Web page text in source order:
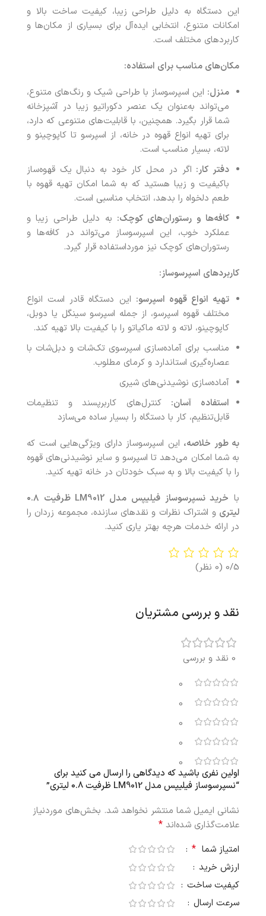
این دستگاه به دلیل طراحی زیبا، کیفیت ساخت بالا و
امکانات متنوع، انتخابی ایده‌آل برای بسیاری از مکان‌ها و
کاربردهای مختلف است.
مکان‌های مناسب برای استفاده:
منزل: این اسپرسوساز با طراحی شیک و رنگ‌های متنوع،
می‌تواند به‌عنوان یک عنصر دکوراتیو زیبا در آشپزخانه
شما قرار بگیرد. همچنین، با قابلیت‌های متنوعی که دارد،
برای تهیه انواع قهوه در خانه، از اسپرسو تا کاپوچینو و
لاته، بسیار مناسب است.
دفتر کار: اگر در محل کار خود به دنبال یک قهوه‌ساز
باکیفیت و زیبا هستید که به شما امکان تهیه قهوه با
طعم دلخواه را بدهد، انتخاب مناسبی است.
کافه‌ها و رستوران‌های کوچک: به دلیل طراحی زیبا و
عملکرد خوب، این اسپرسوساز می‌تواند در کافه‌ها و
رستوران‌های کوچک نیز مورداستفاده قرار گیرد.
کاربردهای اسپرسوساز:
تهیه انواع قهوه اسپرسو: این دستگاه قادر است انواع
مختلف قهوه اسپرسو، از جمله اسپرسو سینگل یا دوبل،
کاپوچینو، لاته و لاته ماکیاتو را با کیفیت بالا تهیه کند.
مناسب برای آماده‌سازی اسپرسوی تک‌شات و دبل‌شات با
عصاره‌گیری استاندارد و کرمای مطلوب.
آماده‌سازی نوشیدنی‌های شیری
استفاده آسان: کنترل‌های کاربرپسند و تنظیمات
قابل‌تنظیم، کار با دستگاه را بسیار ساده می‌سازد
به طور خلاصه، این اسپرسوساز دارای ویژگی‌هایی است که
به شما امکان می‌دهد تا اسپرسو و سایر نوشیدنی‌های قهوه
را با کیفیت بالا و به سبک خودتان در خانه تهیه کنید.
با خرید نسپرسوساز فیلیپس مدل
ظرفیت ۰.۸
لیتری و اشتراک نظرات و نقدهای سازنده، مجموعه زردان را
در ارائه خدمات هرچه بهتر یاری کنید.
0/5 (0 نظر)
نقد و بررسی مشتریان
0 نقد و بررسی
0
0
0
0
0
اولین نفری باشید که دیدگاهی را ارسال می کنید برای
“نسپرسوساز فیلیپس مدل LM9012 ظرفیت ۰.۸ لیتری”
نشانی ایمیل شما منتشر نخواهد شد. بخش‌های موردنیاز
علامت‌گذاری شده‌اند *
امتیاز شما *
ارزش خرید
کیفیت ساخت
سرعت ارسال